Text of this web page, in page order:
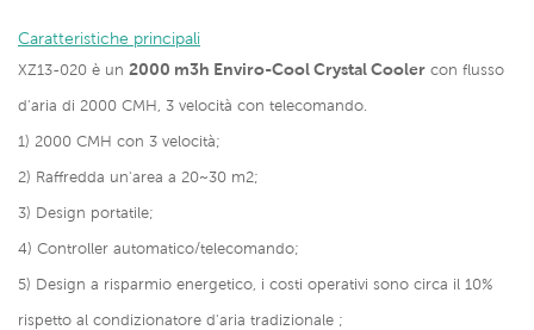
Caratteristiche principali
XZ13-020 è un 2000 m3h Enviro-Cool Crystal Cooler con flusso
d'aria di 2000 CMH, 3 velocità con telecomando.
1) 2000 CMH con 3 velocità;
2) Raffredda un'area a 20~30 m2;
3) Design portatile;
4) Controller automatico/telecomando;
5) Design a risparmio energetico, i costi operativi sono circa il 10%
rispetto al condizionatore d'aria tradizionale ;